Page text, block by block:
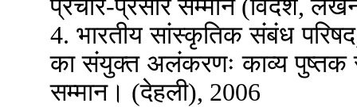
प्रचार-प्रसार सम्मान (विदेश,
4. भारतीय सांस्कृतिक संबंध
का संयुक्त अलंकरणः काव्य पुष्तक
सम्मान। (देहली), 2006